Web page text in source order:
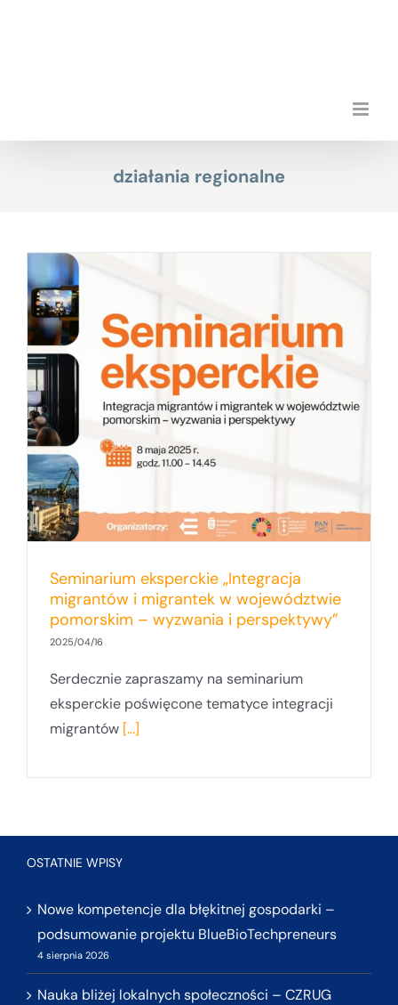
działania regionalne
Seminarium eksperckie „Integracja
migrantów i migrantek w województwie
pomorskim – wyzwania i perspektywy”
2025/04/16
Serdecznie zapraszamy na seminarium
eksperckie poświęcone tematyce integracji
migrantów [...]
OSTATNIE WPISY
Nowe kompetencje dla błękitnej gospodarki –
podsumowanie projektu BlueBioTechpreneurs
4 sierpnia 2026
Nauka bliżej lokalnych społeczności – CZRUG